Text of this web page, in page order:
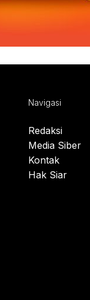
Navigasi
Redaksi
Media Siber
Kontak
Hak Siar